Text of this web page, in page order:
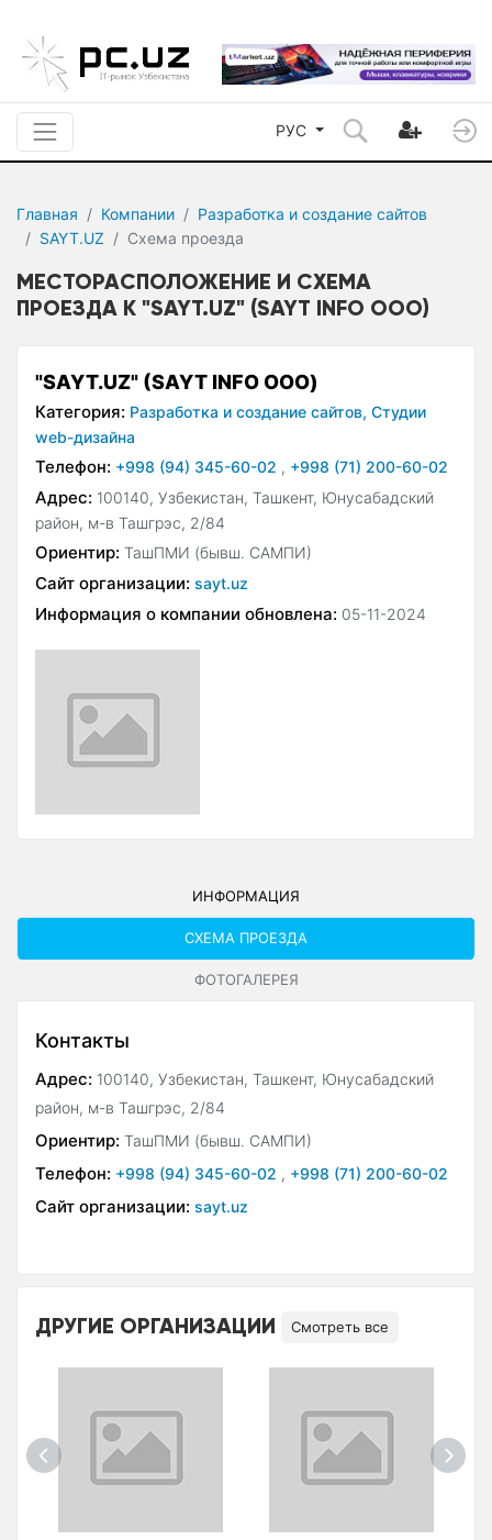
РУС
Главная Компании
Разработка и создание сайтов
SAYT.UZ
Схема проезда
МЕСТОРАСПОЛОЖЕНИЕ И СХЕМА
ПРОЕЗДА К "SAYT.UZ" (SAYT INFO ООО)
"SAYT.UZ" (SAYT INFO ООО)
Категория: Разработка и создание сайтов, Студии
web-дизайна
Телефон: +998 (94) 345-60-02 , +998 (71) 200-60-02
Адрес: 100140, Узбекистан, Ташкент, Юнусабадский
район, м-в Ташгрэс, 2/84
Ориентир: ТашПМИ (бывш. САМПИ)
Сайт организации: sayt.uz
Информация о компании обновлена: 05-11-2024
ИНФОРМАЦИЯ
СХЕМА ПРОЕЗДА
ФОТОГАЛЕРЕЯ
Контакты
Адрес: 100140, Узбекистан, Ташкент, Юнусабадский
район, м-в Ташгрэс, 2/84
Ориентир: ТашПМИ (бывш. САМПИ)
Телефон: +998 (94) 345-60-02 , +998 (71) 200-60-02
Сайт организации: sayt.uz
ДРУГИЕ ОРГАНИЗАЦИИ Смотреть все